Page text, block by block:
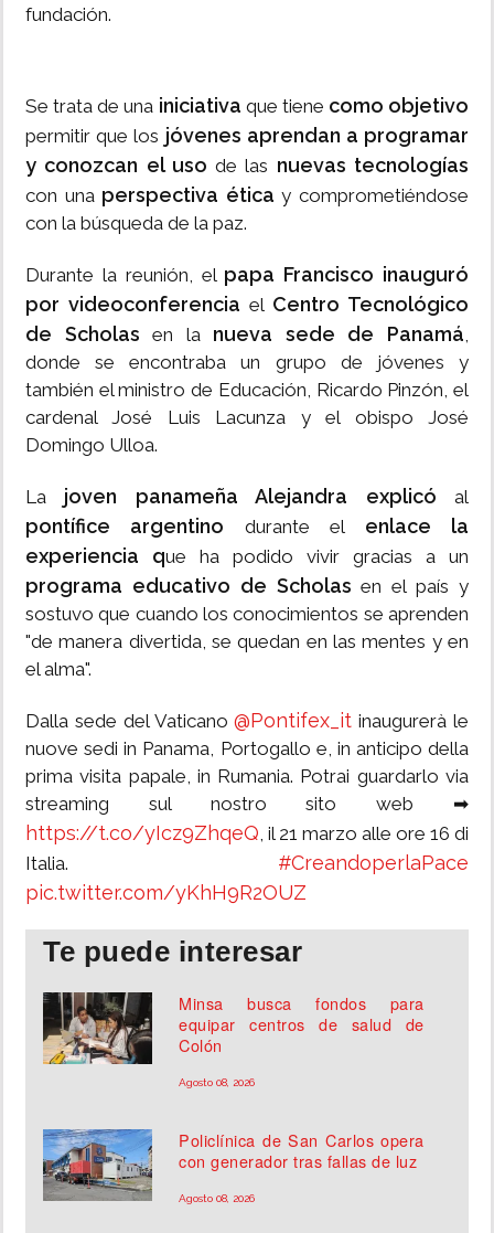
fundación.
Se trata de una iniciativa que tiene como objetivo
permitir que los jóvenes aprendan a programar
y conozcan el uso de las nuevas tecnologías
con una perspectiva ética y comprometiéndose
con la búsqueda de la paz.
Durante la reunión, el papa Francisco inauguró
por videoconferencia el Centro Tecnológico
de Scholas en la nueva sede de Panamá,
donde se encontraba un grupo de jóvenes y
también el ministro de Educación, Ricardo Pinzón, el
cardenal José Luis Lacunza y el obispo José
Domingo Ulloa.
La joven panameña Alejandra explicó al
pontífice argentino durante el enlace la
experiencia que ha podido vivir gracias a un
programa educativo de Scholasen el país y
sostuvo que cuando los conocimientos se aprenden
"de manera divertida, se quedan en las mentes y en
el alma".
Dalla sede del Vaticano@Pontifex_it inaugurerà le
nuove sedi in Panama, Portogallo e, in anticipo della
prima visita papale, in Rumania. Potrai guardarlo via
streaming sul nostro sito web ➡
https://t.co/yIcz9ZhqeQ, il 21 marzo alle ore 16 di
Italia. #CreandoperlaPace
pic.twitter.com/yKhH9R2OUZ
Te puede interesar
Minsa busca fondos para
equipar centros de salud de
Colón
Agosto 08, 2026
Policlínica de San Carlos opera
con generador tras fallas de luz
Agosto 08, 2026